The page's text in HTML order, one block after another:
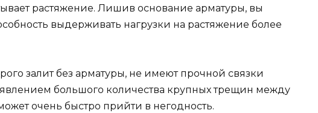
растяжение. Лишив основание арматуры, вы
выдерживать нагрузки на растяжение более
залит без арматуры, не имеют прочной связки
большого количества крупных трещин между
очень быстро прийти в негодность.